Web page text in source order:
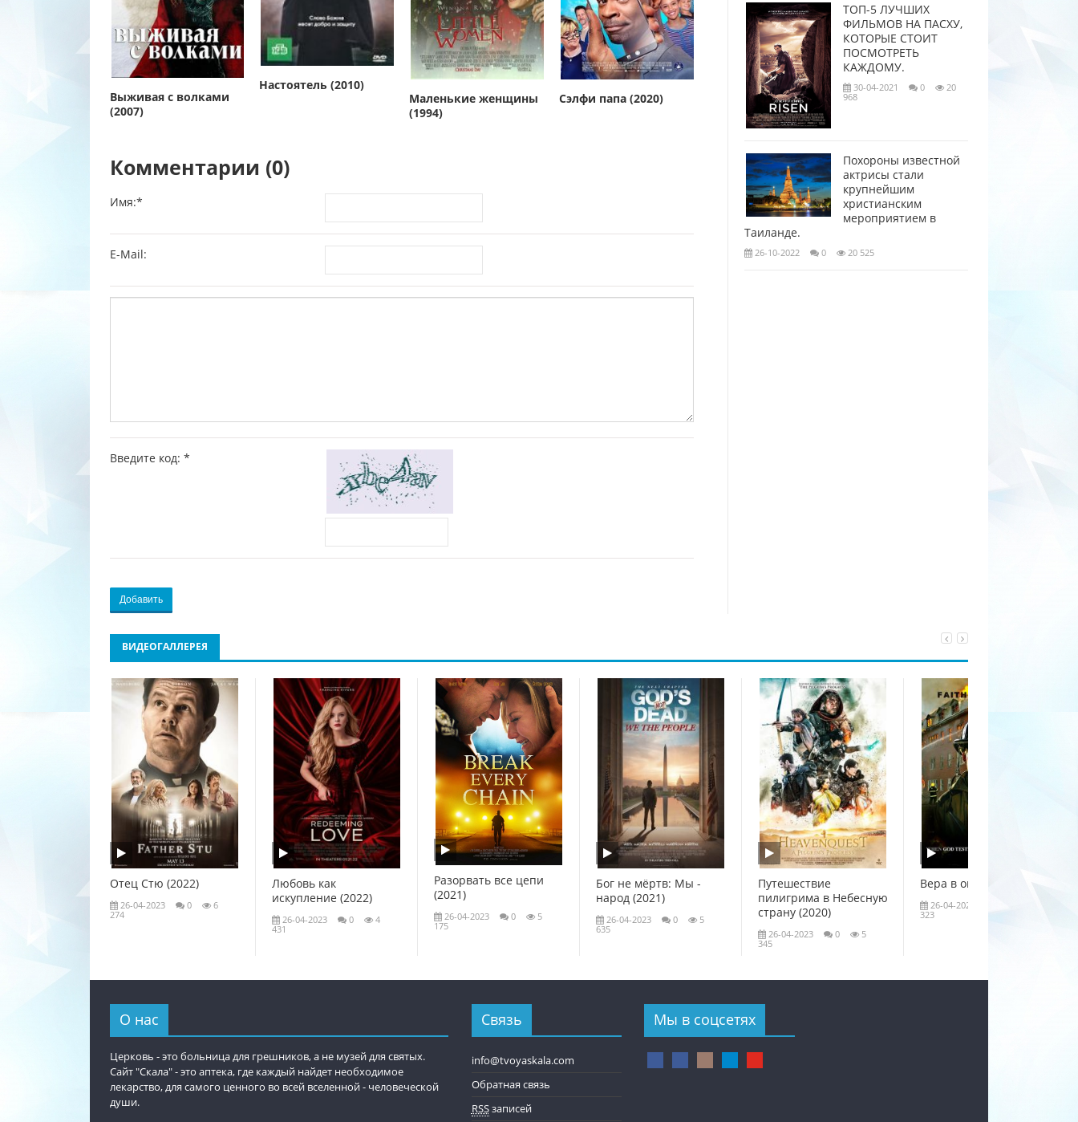
Выживая с волками
(2007)
Настоятель (2010)
Маленькие женщины
(1994)
Сэлфи папа (2020)
Комментарии (0)
Имя:*
E-Mail:
Введите код: *
Добавить
ТОП-5 ЛУЧШИХ
ФИЛЬМОВ НА ПАСХУ,
КОТОРЫЕ СТОИТ
ПОСМОТРЕТЬ
КАЖДОМУ.
30-04-2021 0
20
968
Похороны известной
актрисы стали
крупнейшим
христианским
мероприятием в
Таиланде.
26-10-2022 0 20 525
ВИДЕОГАЛЛЕРЕЯ
Отец Стю (2022)
26-04-2023 0
6
274
Любовь как
искупление (2022)
26-04-2023 0
4
431
Разорвать все цепи
(2021)
26-04-2023 0
5
175
Бог не мёртв: Мы -
народ (2021)
26-04-2023 0
5
635
Путешествие
пилигрима в Небесную
страну (2020)
26-04-2023 0
5
345
Вера в огне (2020)
26-04-2023
323
О нас
Церковь - это больница для грешников, а не музей для святых.
Сайт "Скала" - это аптека, где каждый найдет необходимое
лекарство, для самого ценного во всей вселенной - человеческой
души.
Связь
info@tvoyaskala.com
Обратная связь
RSSзаписей
Мы в соцсетях